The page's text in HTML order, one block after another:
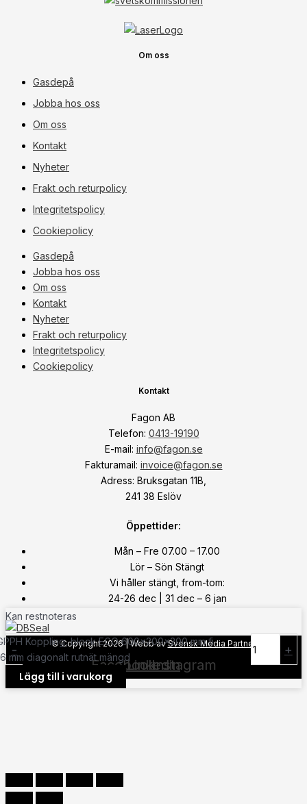
Om oss
Gasdepå
Jobba hos oss
Om oss
Kontakt
Nyheter
Frakt och returpolicy
Integritetspolicy
Cookiepolicy
Gasdepå
Jobba hos oss
Om oss
Kontakt
Nyheter
Frakt och returpolicy
Integritetspolicy
Cookiepolicy
Kontakt
Fagon AB
Telefon: 0413-19190
E-mail: info@fagon.se
Fakturamail: invoice@fagon.se
Adress: Bruksgatan 11B,
241 38 Eslöv
Öppettider:
Mån – Fre 07.00 – 17.00
Lör – Sön Stängt
Vi håller stängt, from-tom:
24-26 dec | 31 dec – 6 jan
© Copyright2026| Webb avSvensk Media Partner
Facebook
Linkedin
Instagram
Kan restnoteras
-
Koppling, block ECO 600x200x200 mm fi
mm diagonalt rutnät mängd
+
Lägg till i varukorg